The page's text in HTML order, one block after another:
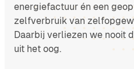
energiefactuur én een
zelfverbruik van
Daarbij verliezen we nooit
uit het oog.